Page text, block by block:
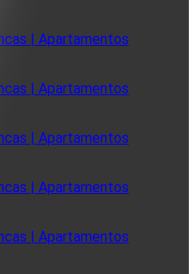
| Apartamentos
| Apartamentos
| Apartamentos
| Apartamentos
| Apartamentos